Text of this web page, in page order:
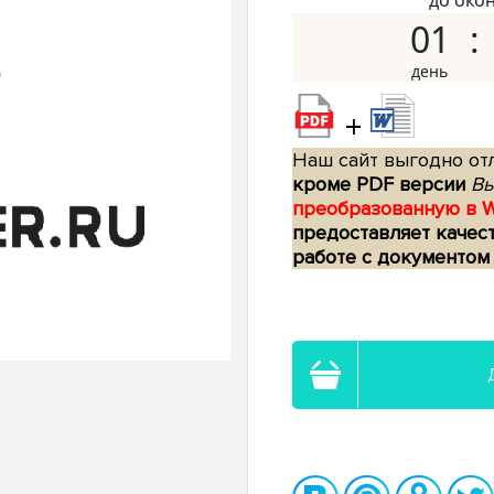
01
+
Наш сайт выгодно
кроме PDF версии
преобразованную в
предоставляет
работе с документом